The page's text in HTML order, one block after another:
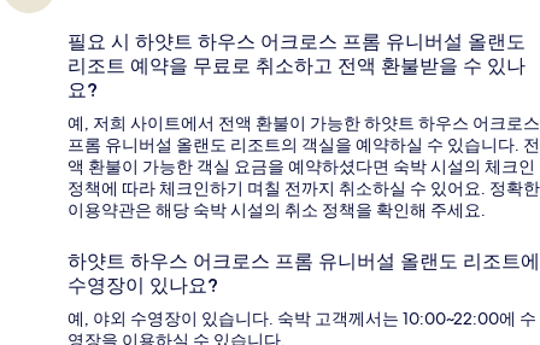
필요 시 하얏트 하우스 어크로스 프롬 유니버설 올랜도
리조트 예약을 무료로 취소하고 전액 환불받을 수 있나
요?
예, 저희 사이트에서 전액 환불이 가능한 하얏트 하우스 어크로스
프롬 유니버설 올랜도 리조트의 객실을 예약하실 수 있습니다. 전
액 환불이 가능한 객실 요금을 예약하셨다면 숙박 시설의 체크인
정책에 따라 체크인하기 며칠 전까지 취소하실 수 있어요. 정확한
이용약관은 해당 숙박 시설의 취소 정책을 확인해 주세요.
하얏트 하우스 어크로스 프롬 유니버설 올랜도 리조트에
수영장이 있나요?
예, 야외 수영장이 있습니다. 숙박 고객께서는 10:00~22:00에 수
영장을 이용하실 수 있습니다.